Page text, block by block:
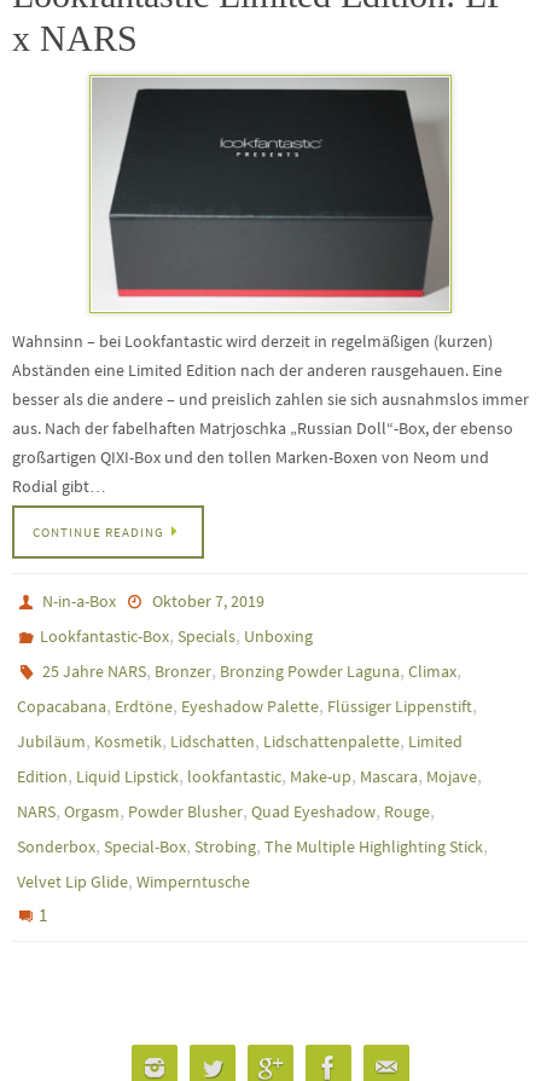
x NARS
Wahnsinn – bei Lookfantastic wird derzeit in regelmäßigen (kurzen)
Abständen eine Limited Edition nach der anderen rausgehauen. Eine
besser als die andere – und preislich zahlen sie sich ausnahmslos immer
aus. Nach der fabelhaften Matrjoschka „Russian Doll“-Box, der ebenso
großartigen QIXI-Box und den tollen Marken-Boxen von Neom und
Rodial gibt…
CONTINUE READING
N-in-a-Box
Oktober 7, 2019
Lookfantastic-Box,Specials, Unboxing
25 Jahre NARS, Bronzer, Bronzing Powder Laguna,Climax,
Copacabana, Erdtöne, Eyeshadow Palette, Flüssiger Lippenstift,
Jubiläum, Kosmetik, Lidschatten, Lidschattenpalette, Limited
Edition, Liquid Lipstick, lookfantastic, Make-up, Mascara, Mojave,
NARS, Orgasm, Powder Blusher, Quad Eyeshadow, Rouge,
Sonderbox, Special-Box, Strobing, The Multiple Highlighting Stick,
Velvet Lip Glide, Wimperntusche
1